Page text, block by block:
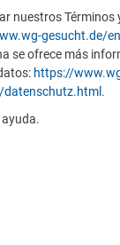
nuestros Términos
gesucht.de/
se ofrece más
https://
.